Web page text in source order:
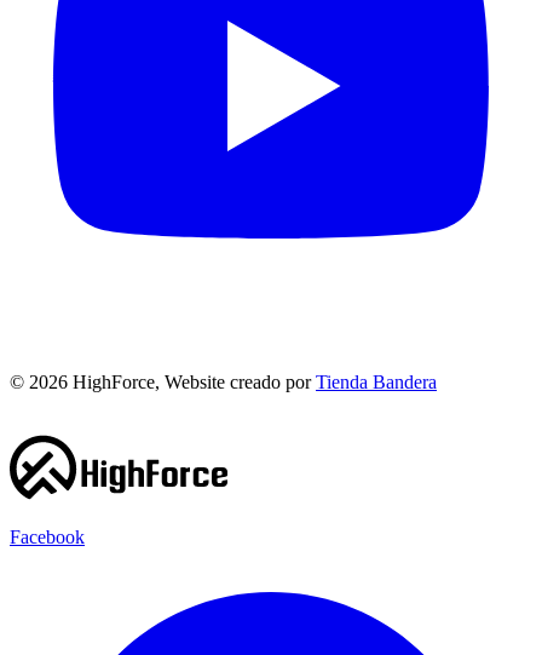
© 2026 HighForce, Website creado por Tienda Bandera
Facebook